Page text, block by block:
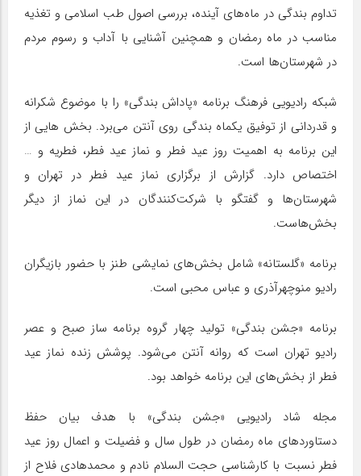
تداوم بندگی در ماه‌های آینده، بررسی اصول طب اسلامی و تغذیه
مناسب در ماه رمضان و همچنین آشنایی با آداب و رسوم مردم
در شهرستان‌ها است.
شبکه رادیویی فرهنگ برنامه «پاداش بندگی» را با موضوع شکرانه
و قدردانی از توفیق یکماه بندگی روی آنتن می‌برد. بخش هایی از
این برنامه به اهمیت روز عید فطر و نماز عید فطر، فطریه و …
اختصاص دارد. گزارش از برگزاری نماز عید فطر در تهران و
شهرستان‌ها و گفتگو با شرکت‌کنندگان در این نماز از دیگر
بخش‌هاست.
برنامه «گلستانه» شامل بخش‌های نمایشی طنز با حضور بازیگران
رادیو منوچهرآذری و عباس محبی است.
برنامه «جشن بندگی» تولید چهار گروه برنامه ساز صبح و عصر
رادیو تهران است که روانه آنتن می‌شود. پوشش زنده نماز عید
فطر از بخش‌های این برنامه خواهد بود.
مجله شاد رادیویی «جشن بندگی» با هدف بیان حفظ
دستاوردهای ماه رمضان در طول سال و فضیلت و اعمال روز عید
فطر نسبت با کارشناسی حجت السلام نادم و محمدهادی فلاح از